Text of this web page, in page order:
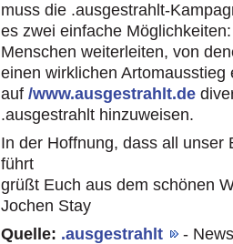
muss die .ausgestrahlt-
es zwei einfache
Menschen weiterleiten, von
einen wirklichen
auf /www.ausgestrahlt.de
.ausgestrahlt hinzuweisen.
In der Hoffnung, dass all unser
führt
grüßt Euch aus dem schönen
Jochen Stay
Quelle: .ausgestrahlt
-